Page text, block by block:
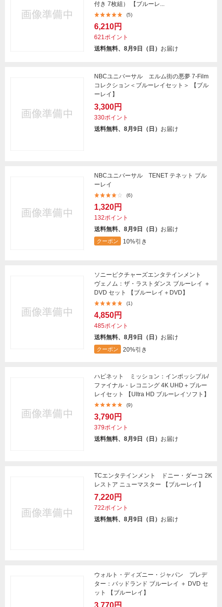
付き 7枚組） 【ブルーレ...
(5)
6,210円
621ポイント
送料無料、8月9日（日） お届け
NBCユニバーサル エルム街の悪夢 7-Film
コレクション＜ブルーレイセット＞ 【ブル
ーレイ】
3,300円
330ポイント
送料無料、8月9日（日） お届け
NBCユニバーサル TENET テネット ブル
ーレイ
(6)
1,320円
132ポイント
送料無料、8月9日（日） お届け
クーポン 10%引き
ソニーピクチャーズエンタテインメント
ヴェノム：ザ・ラストダンス ブルーレイ ＋
DVD セット 【ブルーレイ＋DVD】
(1)
4,850円
485ポイント
送料無料、8月9日（日） お届け
クーポン 20%引き
ハピネット ミッション：インポッシブル/
ファイナル・レコニング 4K UHD＋ブルー
レイセット 【Ultra HD ブルーレイソフト】
(9)
3,790円
379ポイント
送料無料、8月9日（日） お届け
TCエンタテインメント ドニー・ダーコ 2K
レストア ニューマスター 【ブルーレイ】
7,220円
722ポイント
送料無料、8月9日（日） お届け
ウォルト・ディズニー・ジャパン プレデ
ター：バッドランド ブルーレイ ＋ DVD セ
ット 【ブルーレイ】
3,770円